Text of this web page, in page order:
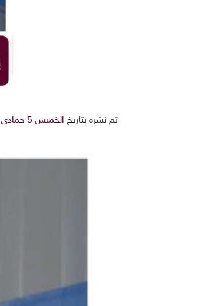
تم نشره بتاريخ الخميس 5 جمادى الآخرة 1441هـ 30-1-2020م